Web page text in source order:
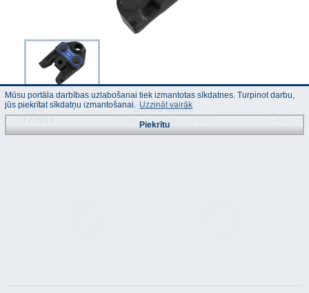
Kods :
173919
98.00 EUR
(Cenas norādītas ar PVN)
Mūsu portāla darbības uzlabošanai tiek izmantotas sīkdatnes. Turpinot darbu,
jūs piekrītat sīkdatņu izmantošanai. Uzzināt vairāk
Piekrītu